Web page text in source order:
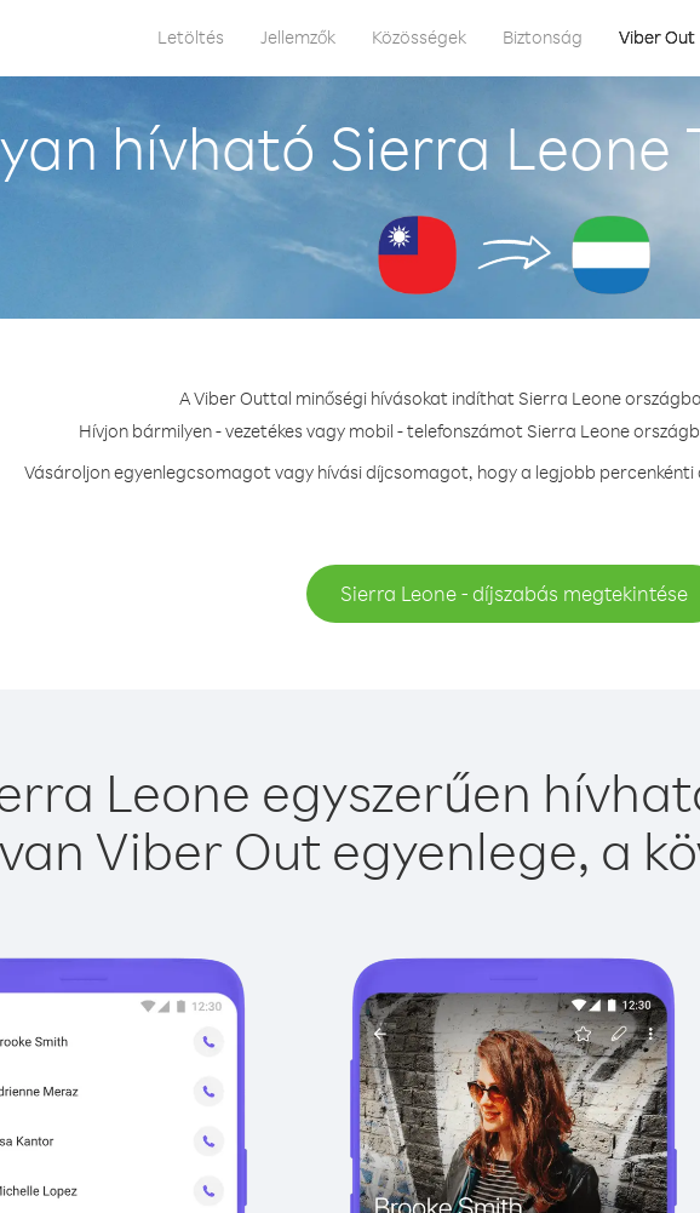
Letöltés Jellemzők Közösségek Biztonság Viber Out
hívható Sierra Leone
A Viber Outtal minőségi hívásokat indíthat Sierra Leone
Hívjon bármilyen - vezetékes vagy mobil - telefonszámot Sierra Leone
Vásároljon egyenlegcsomagot vagy hívási díjcsomagot, hogy a legjobb
Sierra Leone - díjszabás megtekintése
Leone egyszerűen
Viber Out egyenlege, a